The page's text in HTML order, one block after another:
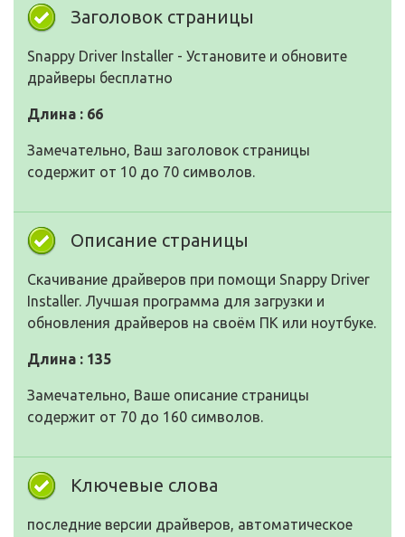
Заголовок страницы
Snappy Driver Installer - Установите и обновите
драйверы бесплатно
Длина : 66
Замечательно, Ваш заголовок страницы
содержит от 10 до 70 символов.
Описание страницы
Скачивание драйверов при помощи Snappy Driver
Installer. Лучшая программа для загрузки и
обновления драйверов на своём ПК или ноутбуке.
Длина : 135
Замечательно, Ваше описание страницы
содержит от 70 до 160 символов.
Ключевые слова
последние версии драйверов, автоматическое